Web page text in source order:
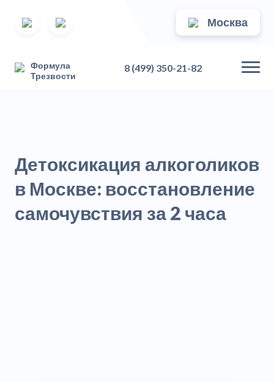
Москва
Формула
Трезвости
8 (499) 350-21-82
Детоксикация алкоголиков
в Москве: восстановление
самочувствия за 2 часа